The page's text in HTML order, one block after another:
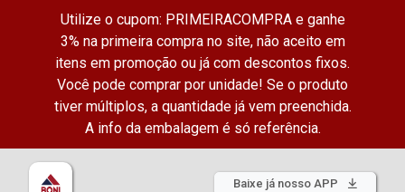
Utilize o cupom: PRIMEIRACOMPRA e ganhe
3% na primeira compra no site, não aceito em
itens em promoção ou já com descontos fixos.
Você pode comprar por unidade! Se o produto
tiver múltiplos, a quantidade já vem preenchida.
A info da embalagem é só referência.
Baixe já nosso APP